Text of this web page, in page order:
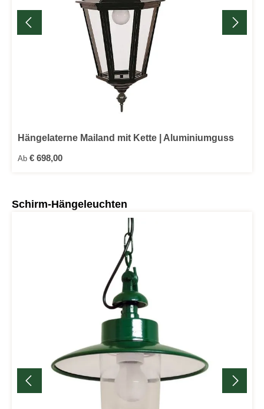
Hängelaterne Mailand mit Kette | Aluminiumguss
Regulärer Preis:
Ab€ 698,00
Produktgalerie überspringen
Schirm-Hängeleuchten